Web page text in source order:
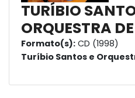
TURÍBIO
ORQUESTRA
Formato(s): CD (1998)
Turíbio Santos e